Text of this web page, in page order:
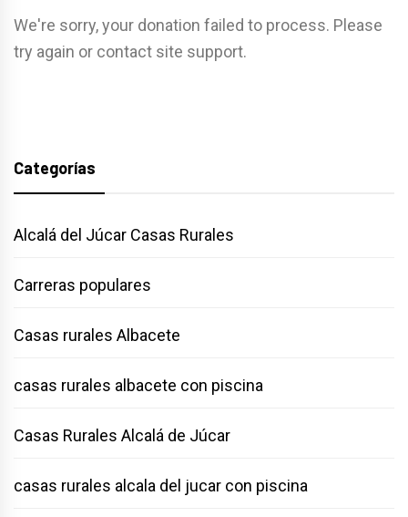
We're sorry, your donation failed to process. Please
try again or contact site support.
Categorías
Alcalá del Júcar Casas Rurales
Carreras populares
Casas rurales Albacete
casas rurales albacete con piscina
Casas Rurales Alcalá de Júcar
casas rurales alcala del jucar con piscina